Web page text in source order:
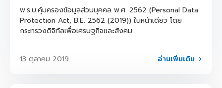
พ.ร.บ.คุ้มครองข้อมูลส่วนบุคคล พ.ศ. 2562 (Personal Data
Protection Act, B.E. 2562 (2019)) ในหน้าเดียว โดย
กระทรวงดิจิทัลเพื่อเศรษฐกิจและสังคม
13 ตุลาคม 2019 อ่านเพิ่มเติม